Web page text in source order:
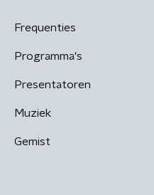
Frequenties
Programma's
Presentatoren
Muziek
Gemist